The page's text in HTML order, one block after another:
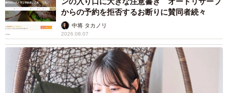
からの予約を拒否するお断りに賛同者続々
中将 タカノリ
2026.08.07